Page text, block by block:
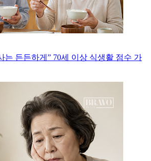
는 든든하게” 70세 이상 식생활 점수 가